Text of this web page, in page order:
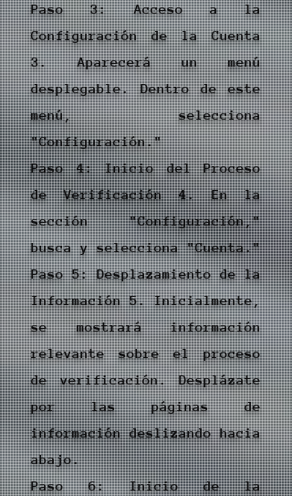
Paso 3: Acceso a la
Configuración de la Cuenta
3. Aparecerá un menú
desplegable. Dentro de este
menú, selecciona
"Configuración."
Paso 4: Inicio del Proceso
de Verificación 4. En la
sección "Configuración,"
busca y selecciona "Cuenta."
Paso 5: Desplazamiento de la
Información 5. Inicialmente,
se mostrará información
relevante sobre el proceso
de verificación. Desplázate
por las páginas de
información deslizando hacia
abajo.
Paso 6: Inicio de la